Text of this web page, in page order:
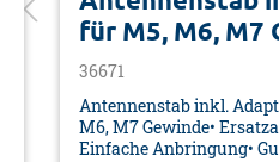
für M5, M6, M7
36671
Antennenstab inkl.
M6, M7 Gewinde•
Einfache Anbringung•